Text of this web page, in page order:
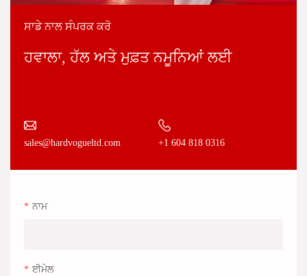
ਸਾਡੇ ਨਾਲ ਸੰਪਰਕ ਕਰੋ
ਹਵਾਲਾ, ਹੱਲ ਅਤੇ ਮੁਫ਼ਤ ਨਮੂਨਿਆਂ ਲਈ
sales@hardvogueltd.com +1 604 818 0316
ਨਾਮ
ਈਮੇਲ